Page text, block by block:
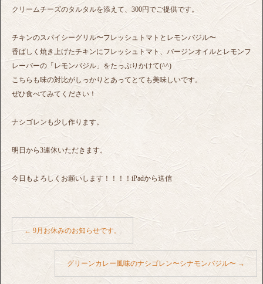
クリームチーズのタルタルを添えて、300円でご提供です。
チキンのスパイシーグリル〜フレッシュトマトとレモンバジル〜
香ばしく焼き上げたチキンにフレッシュトマト、バージンオイルとレモンフ
レーバーの「レモンバジル」をたっぷりかけて(^^)
こちらも味の対比がしっかりとあってとても美味しいです。
ぜひ食べてみてください！
ナシゴレンも少し作ります。
明日から3連休いただきます。
今日もよろしくお願いします！！！！iPadから送信
← 9月お休みのお知らせです。
グリーンカレー風味のナシゴレン〜シナモンバジル〜 →